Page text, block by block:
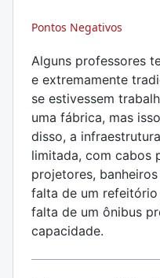
Pontos Negativos
Alguns professores
e extremamente
se estivessem
uma fábrica, mas
disso, a
limitada, com cabos
projetores,
falta de um
falta de um ônibus
capacidade.